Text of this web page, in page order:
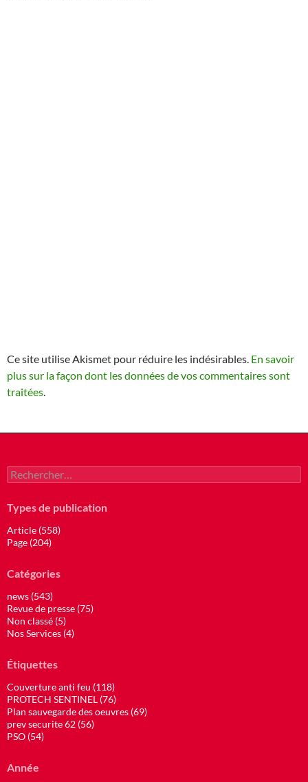
Ce site utilise Akismet pour réduire les indésirables. En savoir
plus sur la façon dont les données de vos commentaires sont
traitées
Rechercher :
Types de publication
Article (558)
Page (204)
Catégories
news (543)
Revue de presse (75)
Non classé (5)
Nos Services (4)
Étiquettes
Couverture anti feu (118)
PROTECH SENTINEL (76)
Plan sauvegarde des oeuvres (69)
prev securite 62 (56)
PSO (54)
Année